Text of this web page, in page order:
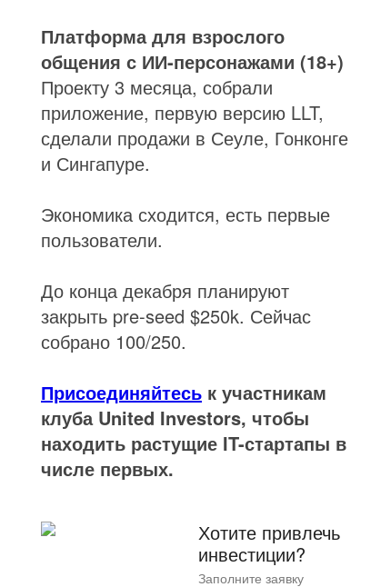
Платформа для взрослого
общения с ИИ-персонажами (18+)
Проекту 3 месяца, собрали
приложение, первую версию LLT,
сделали продажи в Сеуле, Гонконге
и Сингапуре.
Экономика сходится, есть первые
пользователи.
До конца декабря планируют
закрыть pre-seed $250k. Сейчас
собрано 100/250.
Присоединяйтесь к участникам
клуба United Investors, чтобы
находить растущие IT-стартапы в
числе первых.
Хотите привлечь
инвестиции?
Заполните заявку